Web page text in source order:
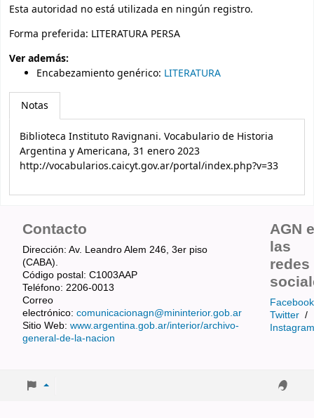
Esta autoridad no está utilizada en ningún registro.
Forma preferida: LITERATURA PERSA
Ver además:
Encabezamiento genérico: LITERATURA
Notas
Biblioteca Instituto Ravignani. Vocabulario de Historia
Argentina y Americana, 31 enero 2023
http://vocabularios.caicyt.gov.ar/portal/index.php?v=33
Contacto
Dirección: Av. Leandro Alem 246, 3er piso
(CABA).
Código postal: C1003AAP
Teléfono: 2206-0013
Correo
electrónico: comunicacionagn@mininterior.gob.ar
Sitio Web: www.argentina.gob.ar/interior/archivo-
general-de-la-nacion
AGN
las
redes
Facebook
Twitter /
Instagram